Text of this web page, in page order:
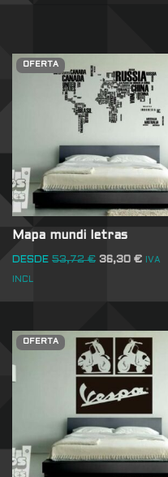
OFERTA
Mapa mundi letras
DESDE 53,72€ 36,30 € IVA
INCL
OFERTA